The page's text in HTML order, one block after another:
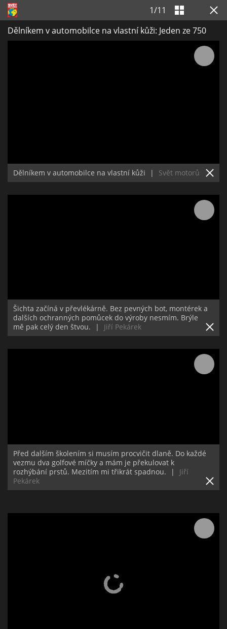
1/11
Dělníkem v automobilce na vlastní kůži: Jeden ze 750
Dělníkem v automobilce na vlastní kůži | Svět motorů
Šichta začíná v převlékárně. Bez pevných bot, montérek a
dalších ochranných pomůcek do výroby nesmím. Brýle
mě pak celý den štvou.
| Jiří Pekárek
Před dalším školením si musím procvičit dlaně. Do každé
vezmu dva golfové míčky a mám je překulovat k
rozhýbání prstů. Mezitím mi třikrát spadnou.
|
Jiří
Pekárek